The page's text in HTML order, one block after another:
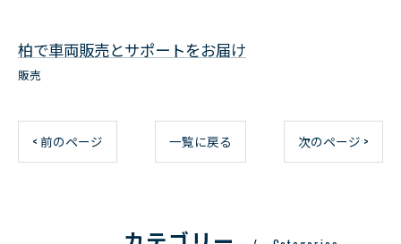
柏で車両販売とサポートをお届け
販売
< 前のページ 一覧に戻る 次のページ >